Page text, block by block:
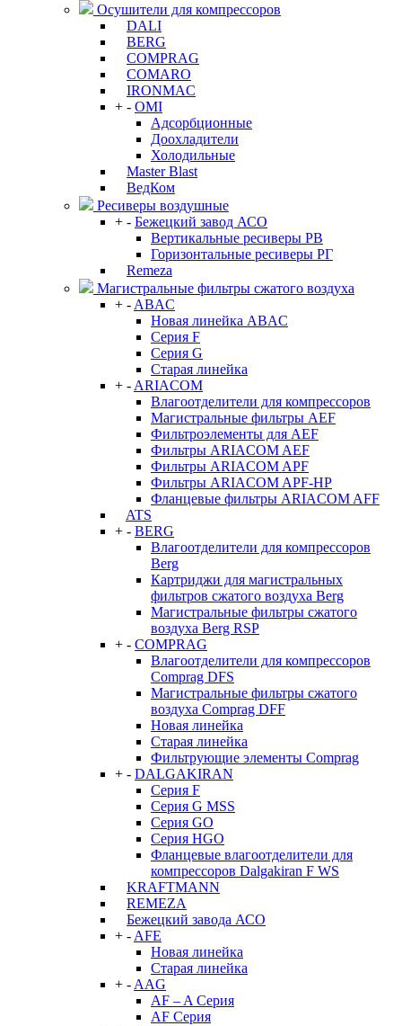
Осушители для компрессоров
DALI
BERG
COMPRAG
COMARO
IRONMAC
+ - OMI
Адсорбционные
Доохладители
Холодильные
Master Blast
ВедКом
Ресиверы воздушные
+ - Бежецкий завод АСО
Вертикальные ресиверы РВ
Горизонтальные ресиверы РГ
Remeza
Магистральные фильтры сжатого воздуха
+ - ABAC
Новая линейка ABAC
Серия F
Серия G
Старая линейка
+ - ARIACOM
Влагоотделители для компрессоров
Магистральные фильтры AEF
Фильтроэлементы для AEF
Фильтры ARIACOM AEF
Фильтры ARIACOM APF
Фильтры ARIACOM APF-HP
Фланцевые фильтры ARIACOM AFF
ATS
+ - BERG
Влагоотделители для компрессоров
Berg
Картриджи для магистральных
фильтров сжатого воздуха Berg
Магистральные фильтры сжатого
воздуха Berg RSP
+ - COMPRAG
Влагоотделители для компрессоров
Comprag DFS
Магистральные фильтры сжатого
воздуха Comprag DFF
Новая линейка
Старая линейка
Фильтрующие элементы Comprag
+ - DALGAKIRAN
Серия F
Серия G MSS
Серия GO
Серия HGO
Фланцевые влагоотделители для
компрессоров Dalgakiran F WS
KRAFTMANN
REMEZA
Бежецкий завода АСО
+ - AFE
Новая линейка
Старая линейка
+ - AAG
AF – A Серия
AF Серия